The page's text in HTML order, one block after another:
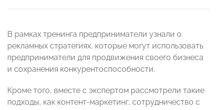
В рамках тренинга предприниматели узнали о
рекламных стратегиях, которые могут использовать
предприниматели для продвижения своего бизнеса
и сохранения конкурентоспособности.
Кроме того, вместе с экспертом рассмотрели такие
подходы, как контент-маркетинг, сотрудничество с